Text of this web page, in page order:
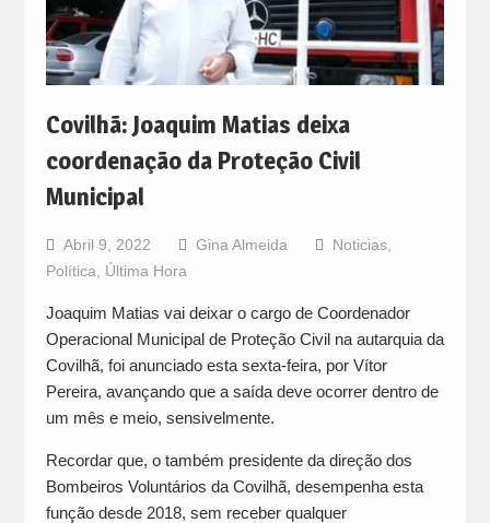
Covilhã: Joaquim Matias deixa
coordenação da Proteção Civil
Municipal
Abril 9, 2022 Gina Almeida Noticias,
Política
Última Hora
Joaquim Matias vai deixar o cargo de Coordenador
Operacional Municipal de Proteção Civil na autarquia da
Covilhã, foi anunciado esta sexta-feira, por Vítor
Pereira, avançando que a saída deve ocorrer dentro de
um mês e meio, sensivelmente.
Recordar que, o também presidente da direção dos
Bombeiros Voluntários da Covilhã, desempenha esta
função desde 2018, sem receber qualquer